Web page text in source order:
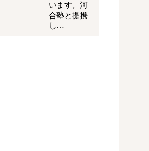
います。河
合塾と提携
し…